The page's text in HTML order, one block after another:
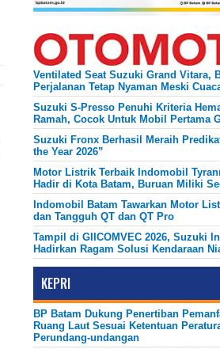
Ventilated Seat Suzuki Grand Vitara,
Perjalanan Tetap Nyaman Meski
Suzuki S-Presso Penuhi Kriteria
Ramah, Cocok Untuk Mobil Pertama
Suzuki Fronx Berhasil Meraih
the Year 2026”
Motor Listrik Terbaik Indomobil
Hadir di Kota Batam, Buruan Miliki
Indomobil Batam Tawarkan Motor
dan Tangguh QT dan QT Pro
Tampil di GIICOMVEC 2026, Suzuki
Hadirkan Ragam Solusi Kendaraan
KEPRI
BP Batam Dukung Penertiban
Ruang Laut Sesuai Ketentuan
Perundang-undangan